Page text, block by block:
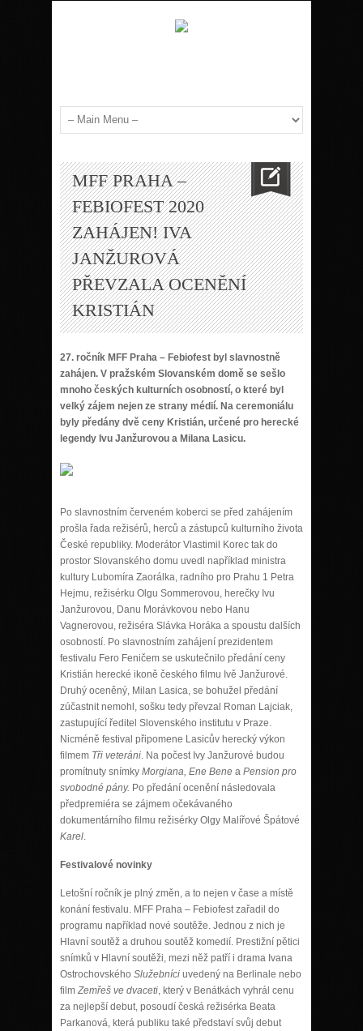
MFF PRAHA –
FEBIOFEST 2020
ZAHÁJEN! IVA
JANŽUROVÁ
PŘEVZALA OCENĚNÍ
KRISTIÁN
27. ročník MFF Praha – Febiofest byl slavnostně
zahájen. V pražském Slovanském domě se sešlo
mnoho českých kulturních osobností, o které byl
velký zájem nejen ze strany médií. Na ceremoniálu
byly předány dvě ceny Kristián, určené pro herecké
legendy Ivu Janžurovou a Milana Lasicu.
Po slavnostním červeném koberci se před zahájením
prošla řada režisérů, herců a zástupců kulturního života
České republiky. Moderátor Vlastimil Korec tak do
prostor Slovanského domu uvedl například ministra
kultury Lubomíra Zaorálka, radního pro Prahu 1 Petra
Hejmu, režisérku Olgu Sommerovou, herečky Ivu
Janžurovou, Danu Morávkovou nebo Hanu
Vagnerovou, režiséra Slávka Horáka a spoustu dalších
osobností. Po slavnostním zahájení prezidentem
festivalu Fero Feničem se uskutečnilo předání ceny
Kristián herecké ikoně českého filmu Ivě Janžurové.
Druhý oceněný, Milan Lasica, se bohužel předání
zúčastnit nemohl, sošku tedy převzal Roman Lajciak,
zastupující ředitel Slovenského institutu v Praze.
Nicméně festival připomene Lasicův herecký výkon
filmem Tři veteráni. Na počest Ivy Janžurové budou
promítnuty snímky Morgiana, Ene Bene a Pension pro
svobodné pány. Po předání ocenění následovala
předpremiéra se zájmem očekávaného
dokumentárního filmu režisérky Olgy Malířové Špátové
Karel.
Festivalové novinky
Letošní ročník je plný změn, a to nejen v čase a místě
konání festivalu. MFF Praha – Febiofest zařadil do
programu například nové soutěže. Jednou z nich je
Hlavní soutěž a druhou soutěž komedií. Prestižní pětici
snímků v Hlavní soutěži, mezi něž patří i drama Ivana
Ostrochovského Služebníci uvedený na Berlinale nebo
film Zemřeš ve dvaceti, který v Benátkách vyhrál cenu
za nejlepší debut, posoudí česká režisérka Beata
Parkanová, která publiku také představí svůj debut